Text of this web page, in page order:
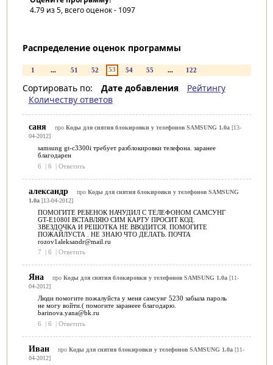
4.79из 5, всего оценок - 1097
Распределение оценок программы
1 ... 51 52 53 54 55 ... 122
Сортировать по: Дате добавления
Рейтингу
Количеству ответов
саня про Коды для снятия блокировки у телефонов SAMSUNG 1.0a[13-
04-2012]
samsung gt-c3300i требует разблокировки телефона. заранее
благодарен
6
| 6 | Ответить
александр про Коды для снятия блокировки у телефонов SAMSUNG
1.0a[13-04-2012]
ПОМОГИТЕ РЕБЕНОК НАЧУДИЛ С ТЕЛЕФОНОМ САМСУНГ
GT-E1080I ВСТАВЛЯЮ СИМ КАРТУ ПРОСИТ КОД.
ЗВЕЗДОЧКА И РЕШОТКА НЕ ВВОДИТСЯ. ПОМОГИТЕ
ПОЖАЙЛУСТА . НЕ ЗНАЮ ЧТО ДЕЛАТЬ. ПОЧТА
rozov1aleksandr@mail.ru
7
| 6 | Ответить
Яна про Коды для снятия блокировки у телефонов SAMSUNG 1.0a[11-
04-2012]
Люди помогите пожалуйста у меня самсунг 5230 забыла пароль
не могу войти.( помогите заранеее благодарю.
barinova.yana@bk.ru
6
| 6 | Ответить
Иван про Коды для снятия блокировки у телефонов SAMSUNG 1.0a[11-
04-2012]